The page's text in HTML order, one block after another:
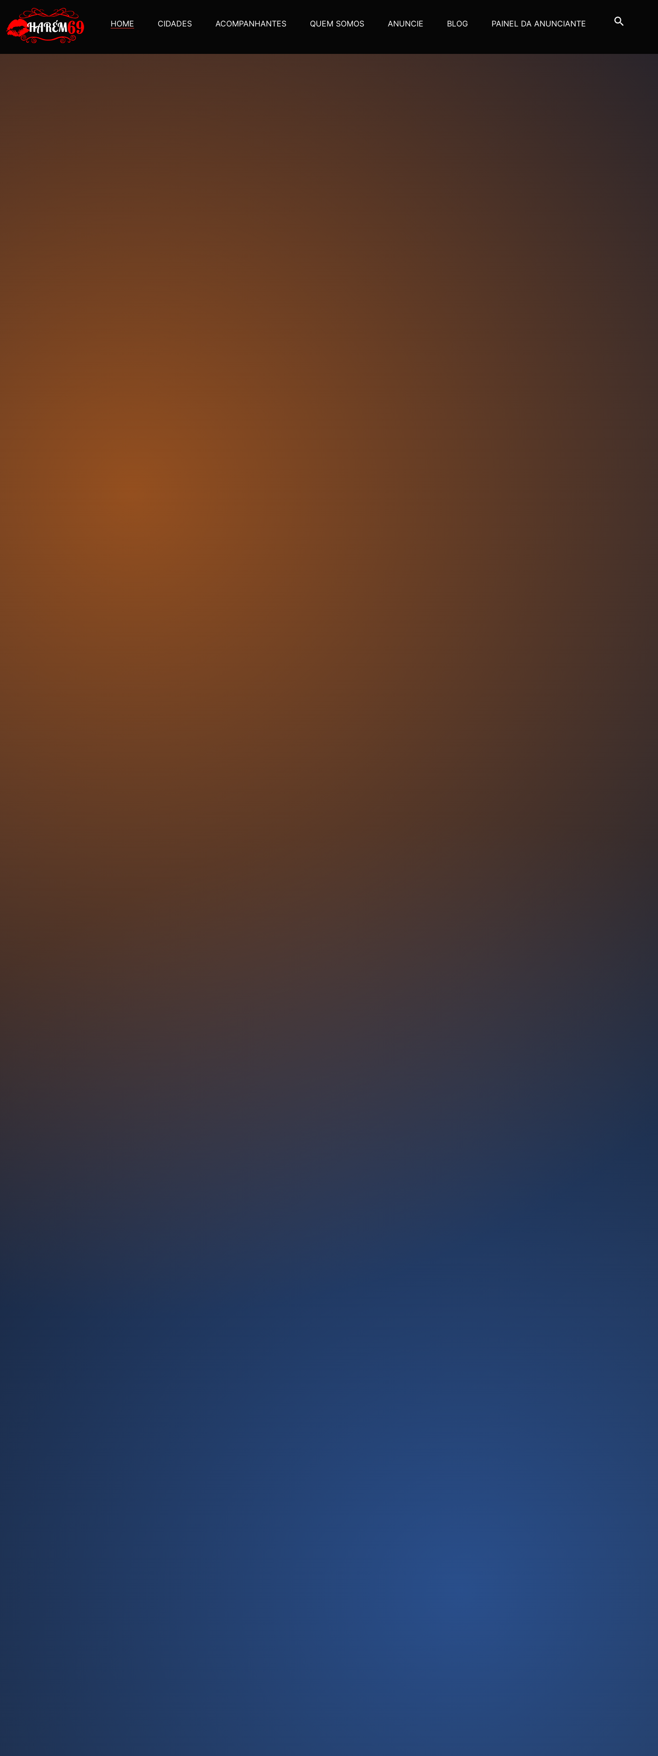
HOME CIDADES ACOMPANHANTES QUEM SOMOS ANUNCIE BLOG PAINEL DA ANUNCIANTE